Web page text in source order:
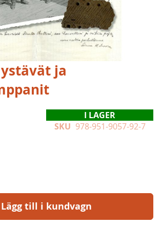
ja
I LAGER
SKU 978-951-9057-92-7
Lägg till i kundvagn